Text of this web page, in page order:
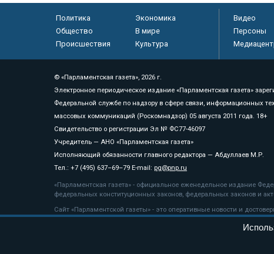
Политика
Экономика
Общество
В мире
Происшествия
Культура
Видео
Персоны
© «Парламентская газета», 2026 г.
Электронное периодическое издание «Парламентская газета»
Федеральной службе по надзору в сфере связи, информационных
массовых коммуникаций (Роскомнадзор) 05 августа 2011 года. 18+
Свидетельство о регистрации Эл № ФС77-46097
Учредитель — АНО «Парламентская газета»
Исполняющий обязанности главного редактора — Абдуллаев М.Р.
Тел.: +7 (495) 637–69–79 E-mail: pg@pnp.ru
«Парламентская газета» - официальное еженедельное издание
федеральных конституционных законов, федеральных законов и
Сайт «Парламентской газеты» - это оперативные новости и
«Парламентской газеты» активная ссылка на pnp.ru обязательна.
рекомендательные